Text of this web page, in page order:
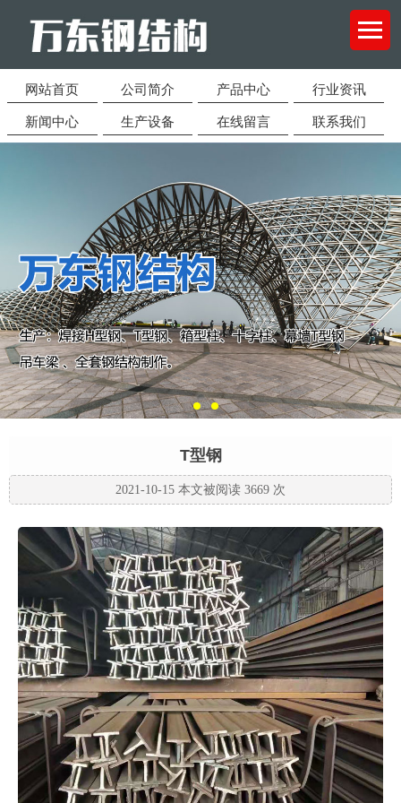
网站首页 公司简介 产品中心 行业资讯
新闻中心 生产设备 在线留言 联系我们
T型钢
2021-10-15 本文被阅读 3669 次